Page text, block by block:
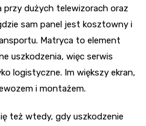
przy dużych telewizorach oraz
sam panel jest kosztowny i
Matryca to element
uszkodzenia, więc serwis
logistyczne. Im większy ekran,
i montażem.
też wtedy, gdy uszkodzenie